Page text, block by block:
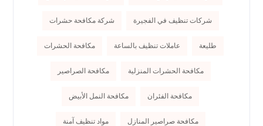
شركات تنظيف في الفجيرة شركة مكافحة حشرات
طليعة عاملات تنظيف بالساعة مكافحة الحشرات
مكافحة الحشرات المنزلية مكافحة الصراصير
مكافحة الفئران مكافحة النمل الأبيض
مكافحة صراصير المنازل مواد تنظيف آمنة